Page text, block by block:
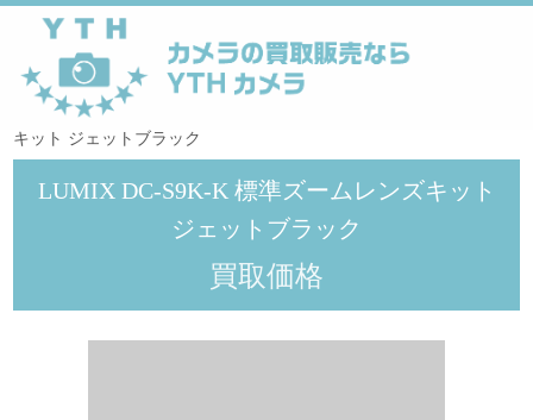
YTHカメラ >
キット ジェットブラック
LUMIX DC-S9K-K 標準ズームレンズキット
ジェットブラック
買取価格